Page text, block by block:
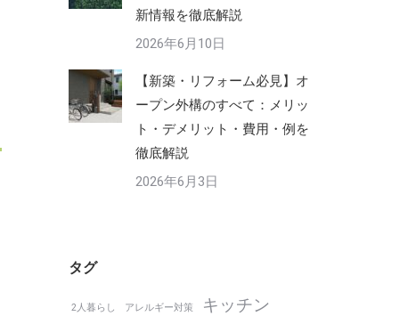
新情報を徹底解説
2026年6月10日
【新築・リフォーム必見】オ
ープン外構のすべて：メリッ
ト・デメリット・費用・例を
徹底解説
2026年6月3日
タグ
2人暮らし アレルギー対策 キッチン